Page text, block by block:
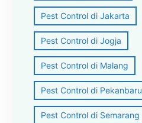
Pest Control di Jakarta
Pest Control di Jogja
Pest Control di Malang
Pest Control di Pekanbaru
Pest Control di Semarang